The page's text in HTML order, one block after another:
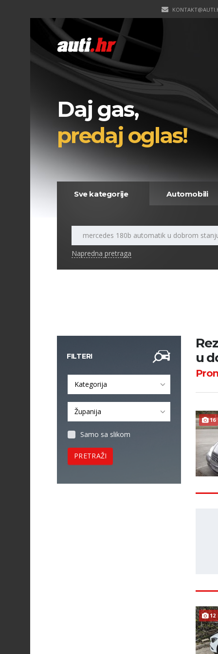
Daj gas,
predaj oglas!
Sve kategorije Automobili
Napredna pretraga
FILTERI
Kategorija
Županija
Samo sa slikom
PRETRAŽI
u
16
12